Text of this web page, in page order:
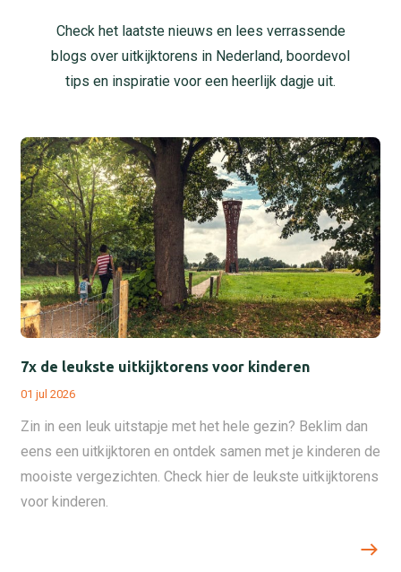
Check het laatste nieuws en lees verrassende
blogs over uitkijktorens in Nederland, boordevol
tips en inspiratie voor een heerlijk dagje uit.
7x de leukste uitkijktorens voor kinderen
01 jul 2026
Zin in een leuk uitstapje met het hele gezin? Beklim dan
eens een uitkijktoren en ontdek samen met je kinderen de
mooiste vergezichten. Check hier de leukste uitkijktorens
voor kinderen.